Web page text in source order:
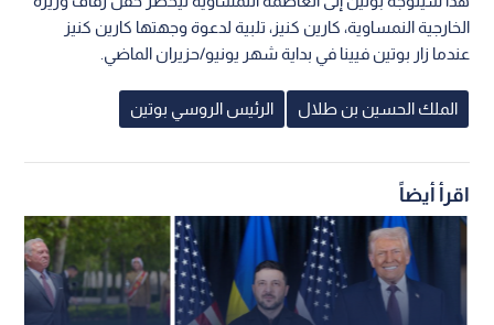
الخارجية النمساوية، كارين كنيز، تلبية لدعوة وجهتها كارين كنيز
عندما زار بوتين فيينا في بداية شهر يونيو/حزيران الماضي.
الملك الحسين بن طلال الرئيس الروسي بوتين
اقرأ أيضاً